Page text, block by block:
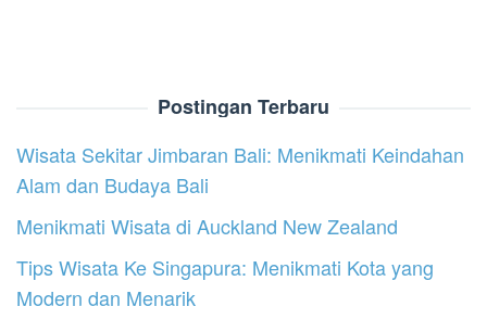
Postingan Terbaru
Wisata Sekitar Jimbaran Bali: Menikmati Keindahan
Alam dan Budaya Bali
Menikmati Wisata di Auckland New Zealand
Tips Wisata Ke Singapura: Menikmati Kota yang
Modern dan Menarik